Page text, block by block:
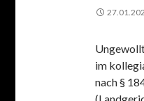
im
nach §